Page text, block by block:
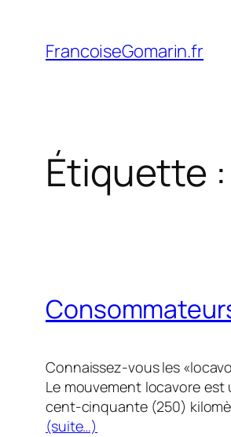
contenu
FrancoiseGomarin.fr
Étiquette :
Connaissez-vous les
Le mouvement locavore
cent-cinquante (250)
(suite…)